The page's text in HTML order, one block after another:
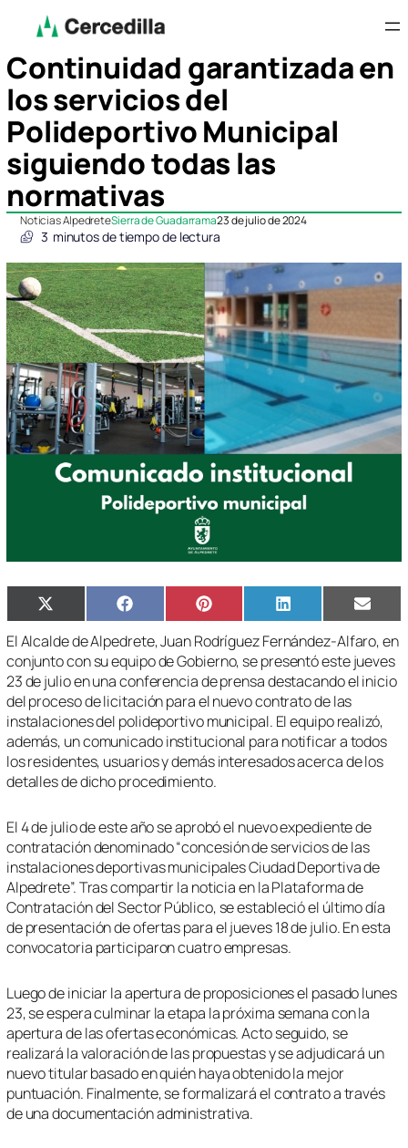
Continuidad garantizada en
los servicios del
Polideportivo Municipal
siguiendo todas las
normativas
Noticias AlpedreteSierra de Guadarrama23 de julio de 2024
3 minutos de tiempo de lectura
Compartir
en
X
(Twitter)
Compartir
en
Facebook Compartir
en
Pinterest Compartir
en
LinkedIn
en
Email
El Alcalde de Alpedrete, Juan Rodríguez Fernández-Alfaro, en
conjunto con su equipo de Gobierno, se presentó este jueves
23 de julio en una conferencia de prensa destacando el inicio
del proceso de licitación para el nuevo contrato de las
instalaciones del polideportivo municipal. El equipo realizó,
además, un comunicado institucional para notificar a todos
los residentes, usuarios y demás interesados acerca de los
detalles de dicho procedimiento.
El 4 de julio de este año se aprobó el nuevo expediente de
contratación denominado “concesión de servicios de las
instalaciones deportivas municipales Ciudad Deportiva de
Alpedrete”. Tras compartir la noticia en la Plataforma de
Contratación del Sector Público, se estableció el último día
de presentación de ofertas para el jueves 18 de julio. En esta
convocatoria participaron cuatro empresas.
Luego de iniciar la apertura de proposiciones el pasado lunes
23, se espera culminar la etapa la próxima semana con la
apertura de las ofertas económicas. Acto seguido, se
realizará la valoración de las propuestas y se adjudicará un
nuevo titular basado en quién haya obtenido la mejor
puntuación. Finalmente, se formalizará el contrato a través
de una documentación administrativa.